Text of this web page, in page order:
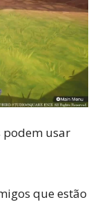
podem usar
que estão